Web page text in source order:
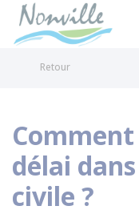
Retour
délai
civile ?